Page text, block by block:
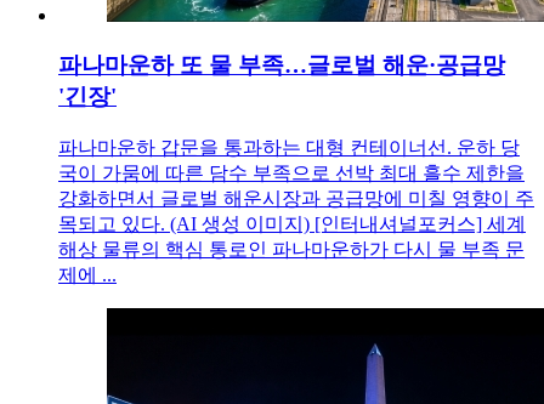
파나마운하 또 물 부족…글로벌 해운·공급망
'긴장'
파나마운하 갑문을 통과하는 대형 컨테이너선. 운하 당
국이 가뭄에 따른 담수 부족으로 선박 최대 흘수 제한을
강화하면서 글로벌 해운시장과 공급망에 미칠 영향이 주
목되고 있다. (AI 생성 이미지) [인터내셔널포커스] 세계
해상 물류의 핵심 통로인 파나마운하가 다시 물 부족 문
제에 ...